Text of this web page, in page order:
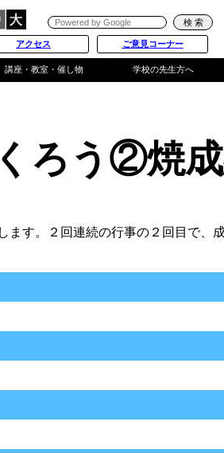
アクセス ご意見コーナー
講座・教室・催し物 学校の先生方へ
ろう②焼
す。２回連続の行事の２回目で、